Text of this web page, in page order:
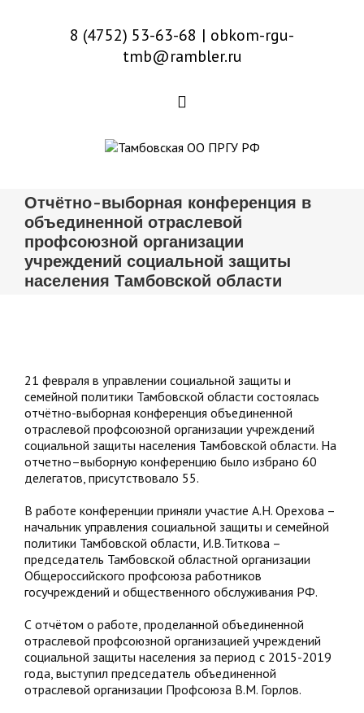
8 (4752) 53-63-68 | obkom-rgu-
tmb@rambler.ru
Отчётно-выборная конференция в
объединенной отраслевой
профсоюзной организации
учреждений социальной защиты
населения Тамбовской области
21 февраля в управлении социальной защиты и
семейной политики Тамбовской области состоялась
отчётно-выборная конференция объединенной
отраслевой профсоюзной организации учреждений
социальной защиты населения Тамбовской области. На
отчетно–выборную конференцию было избрано 60
делегатов, присутствовало 55.
В работе конференции приняли участие А.Н. Орехова –
начальник управления социальной защиты и семейной
политики Тамбовской области, И.В.Титкова –
председатель Тамбовской областной организации
Общероссийского профсоюза работников
госучреждений и общественного обслуживания РФ.
С отчётом о работе, проделанной объединенной
отраслевой профсоюзной организацией учреждений
социальной защиты населения за период с 2015-2019
года, выступил председатель объединенной
отраслевой организации Профсоюза В.М. Горлов.